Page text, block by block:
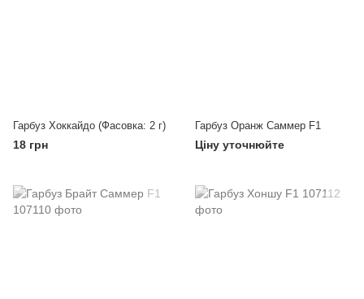
Гарбуз Хоккайдо (Фасовка: 2 г)
18 грн
Гарбуз Оранж Саммер F1
Ціну уточнюйте